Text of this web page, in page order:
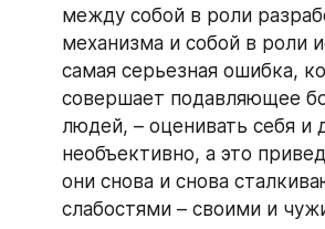
между собой в роли
механизма и собой в роли
самая серьезная ошибка,
совершает подавляющее
людей, – оценивать себя и
необъективно, а это
они снова и снова
слабостями – своими и